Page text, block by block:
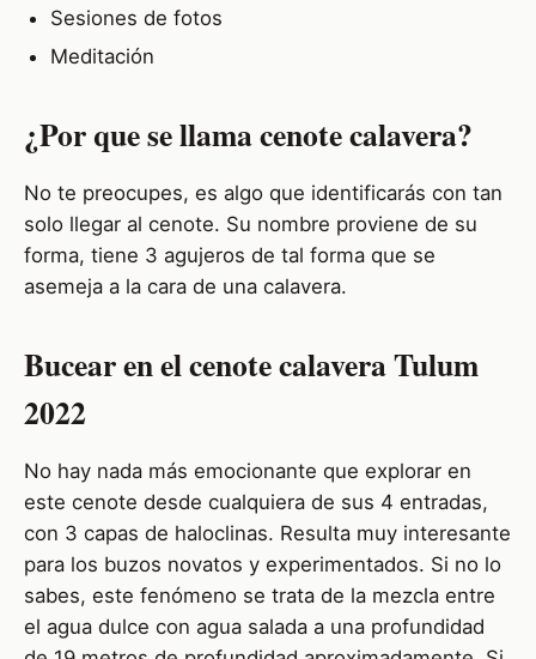
Sesiones de fotos
Meditación
¿Por que se llama cenote calavera?
No te preocupes, es algo que identificarás con tan
solo llegar al cenote. Su nombre proviene de su
forma, tiene 3 agujeros de tal forma que se
asemeja a la cara de una calavera.
Bucear en el cenote calavera Tulum
2022
No hay nada más emocionante que explorar en
este cenote desde cualquiera de sus 4 entradas,
con 3 capas de haloclinas. Resulta muy interesante
para los buzos novatos y experimentados. Si no lo
sabes, este fenómeno se trata de la mezcla entre
el agua dulce con agua salada a una profundidad